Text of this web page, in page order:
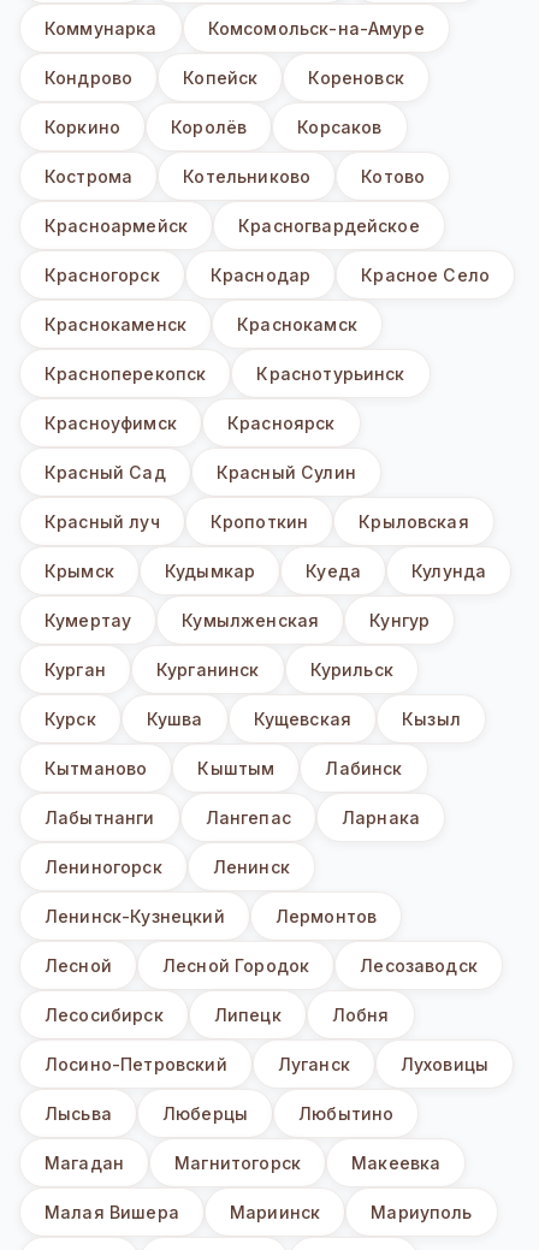
Коммунарка Комсомольск-на-Амуре
Кондрово Копейск Кореновск
Коркино Королёв Корсаков
Кострома Котельниково Котово
Красноармейск Красногвардейское
Красногорск Краснодар Красное Село
Краснокаменск Краснокамск
Красноперекопск Краснотурьинск
Красноуфимск Красноярск
Красный Сад Красный Сулин
Красный луч Кропоткин Крыловская
Крымск Кудымкар Куеда Кулунда
Кумертау Кумылженская Кунгур
Курган Курганинск Курильск
Курск Кушва Кущевская Кызыл
Кытманово Кыштым Лабинск
Лабытнанги Лангепас Ларнака
Лениногорск Ленинск
Ленинск-Кузнецкий Лермонтов
Лесной Лесной Городок Лесозаводск
Лесосибирск Липецк Лобня
Лосино-Петровский Луганск Луховицы
Лысьва Люберцы Любытино
Магадан Магнитогорск Макеевка
Малая Вишера Мариинск Мариуполь